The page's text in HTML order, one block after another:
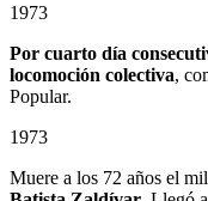
1973
Por cuarto día
locomoción colectiva,
Popular.
1973
Muere a los 72 años el